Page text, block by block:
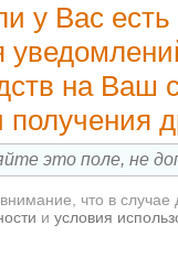
у Вас
на Ваш
получения
что в
и условия